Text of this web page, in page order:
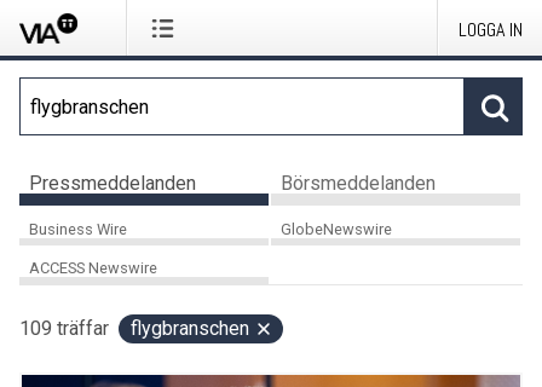
LOGGA IN
Pressmeddelanden Börsmeddelanden
Business Wire GlobeNewswire
ACCESS Newswire
109 träffar flygbranschen